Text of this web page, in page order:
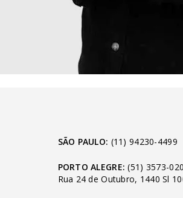
SÃO PAULO: (11) 94230-4499
PORTO ALEGRE: (51) 3573-
Rua 24 de Outubro, 1440 Sl